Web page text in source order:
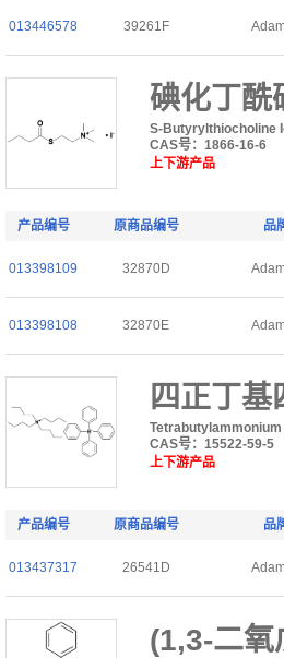
013446578 39261F
碘化丁酰
S-Butyrylthiocholine
CAS号：1866-16-6
上下游产品
产品编号 原商品编号 品
013398109 32870D
013398108 32870E
四正丁基
CAS号：15522-59-5
上下游产品
产品编号 原商品编号 品
013437317 26541D
(1,3-二氧